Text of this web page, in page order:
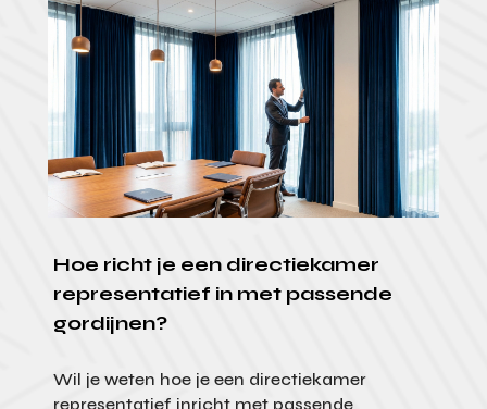
Hoe richt je een directiekamer
representatief in met passende
gordijnen?
Wil je weten hoe je een directiekamer
representatief inricht met passende